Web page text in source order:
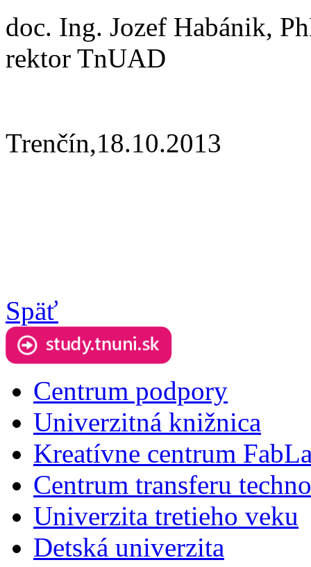
doc. Ing. Jozef Habánik,
rektor TnUAD
Trenčín,18.10.2013
Späť
Centrum podpory
Univerzitná knižnica
Kreatívne centrum
Centrum transferu
Univerzita tretieho veku
Detská univerzita